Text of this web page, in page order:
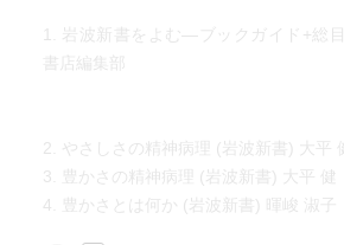
1. 岩波新書をよむ―ブックガイド+総
書店編集部
2. やさしさの精神病理 (岩波新書) 大平
3. 豊かさの精神病理 (岩波新書) 大平 健
4. 豊かさとは何か (岩波新書) 暉峻 淑子